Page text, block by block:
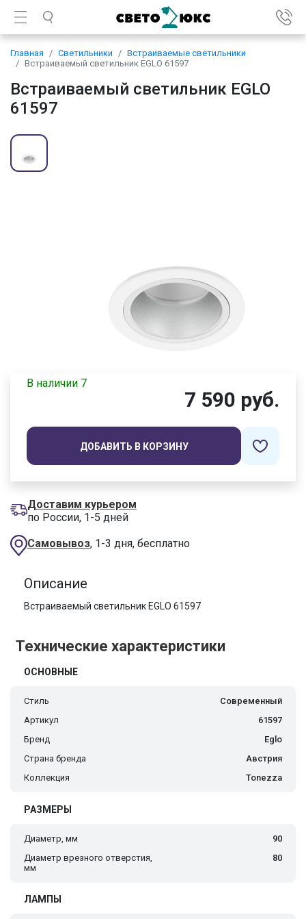
Главная Светильники
Встраиваемые светильники
Встраиваемый светильник EGLO 61597
Встраиваемый светильник EGLO
61597
В наличии 7
7 590 руб.
ДОБАВИТЬ В КОРЗИНУ
Доставим курьером
по России, 1-5 дней
Самовывоз, 1-3 дня, бесплатно
Описание
Встраиваемый светильник EGLO 61597
Технические характеристики
ОСНОВНЫЕ
Стиль
Современный
Артикул
61597
Бренд
Eglo
Страна бренда
Австрия
Коллекция
Tonezza
РАЗМЕРЫ
Диаметр, мм
90
Диаметр врезного отверстия,
мм
80
ЛАМПЫ